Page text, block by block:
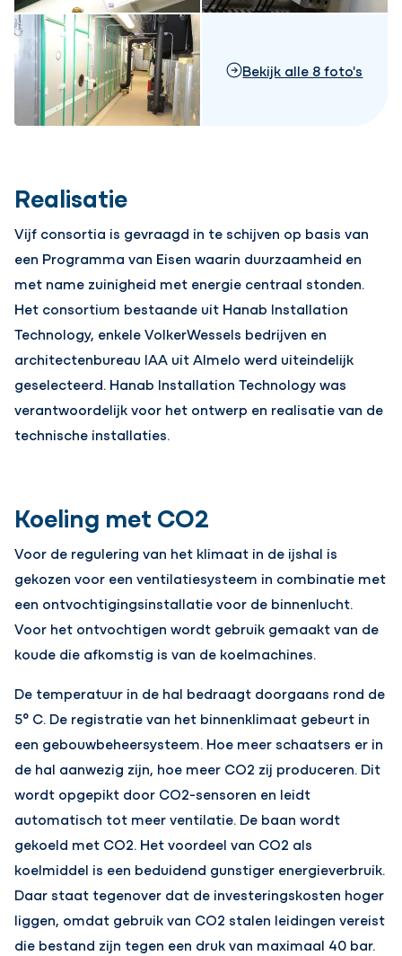
Bekijk alle 8 foto's
Realisatie
Vijf consortia is gevraagd in te schijven op basis van
een Programma van Eisen waarin duurzaamheid en
met name zuinigheid met energie centraal stonden.
Het consortium bestaande uit Hanab Installation
Technology, enkele VolkerWessels bedrijven en
architectenbureau IAA uit Almelo werd uiteindelijk
geselecteerd. Hanab Installation Technology was
verantwoordelijk voor het ontwerp en realisatie van de
technische installaties.
Koeling met CO2
Voor de regulering van het klimaat in de ijshal is
gekozen voor een ventilatiesysteem in combinatie met
een ontvochtigingsinstallatie voor de binnenlucht.
Voor het ontvochtigen wordt gebruik gemaakt van de
koude die afkomstig is van de koelmachines.
De temperatuur in de hal bedraagt doorgaans rond de
5° C. De registratie van het binnenklimaat gebeurt in
een gebouwbeheersysteem. Hoe meer schaatsers er in
de hal aanwezig zijn, hoe meer CO2 zij produceren. Dit
wordt opgepikt door CO2-sensoren en leidt
automatisch tot meer ventilatie. De baan wordt
gekoeld met CO2. Het voordeel van CO2 als
koelmiddel is een beduidend gunstiger energieverbruik.
Daar staat tegenover dat de investeringskosten hoger
liggen, omdat gebruik van CO2 stalen leidingen vereist
die bestand zijn tegen een druk van maximaal 40 bar.